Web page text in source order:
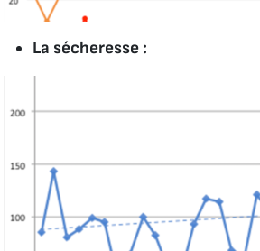
La sécheresse :